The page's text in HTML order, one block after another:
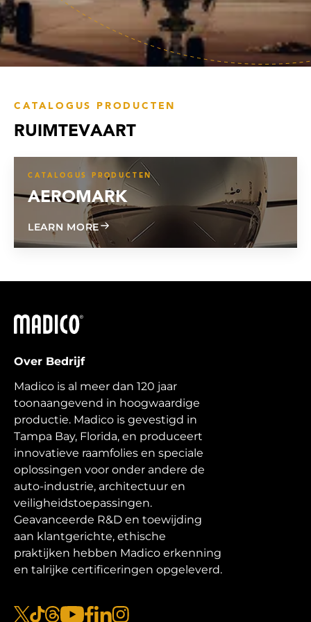
CATALOGUS PRODUCTEN
RUIMTEVAART
CATALOGUS PRODUCTEN
AEROMARK
LEARN MOREABOUT AEROMARK
Madico
Over Bedrijf
Madico is al meer dan 120 jaar
toonaangevend in hoogwaardige
productie. Madico is gevestigd in
Tampa Bay, Florida, en produceert
innovatieve raamfolies en speciale
oplossingen voor onder andere de
auto-industrie, architectuur en
veiligheidstoepassingen.
Geavanceerde R&D en toewijding
aan klantgerichte, ethische
praktijken hebben Madico erkenning
en talrijke certificeringen opgeleverd.